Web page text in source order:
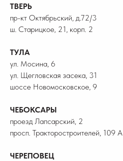
ТВЕРЬ
пр-кт Октябрьский, д.72/3
ш. Старицкое, 21, корп. 2
ТУЛА
ул. Мосина, 6
ул. Щегловская засека, 31
шоссе Новомосковское, 9
ЧЕБОКСАРЫ
проезд Лапсарский, 2
просп. Тракторостроителей, 109 А
ЧЕРЕПОВЕЦ